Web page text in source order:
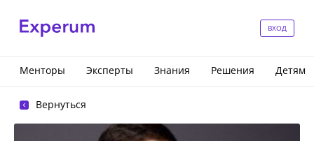
ВХОД
Менторы Эксперты Знания Решения Детям
Вернуться